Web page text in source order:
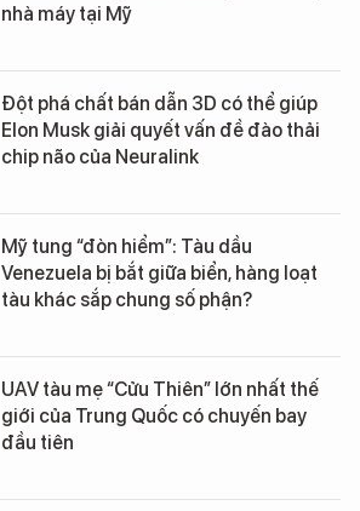
nhà máy tại Mỹ
Đột phá chất bán dẫn 3D có thể giúp
Elon Musk giải quyết vấn đề đào thải
chip não của Neuralink
Mỹ tung “đòn hiểm”: Tàu dầu
Venezuela bị bắt giữa biển, hàng loạt
tàu khác sắp chung số phận?
UAV tàu mẹ “Cửu Thiên” lớn nhất thế
giới của Trung Quốc có chuyến bay
đầu tiên